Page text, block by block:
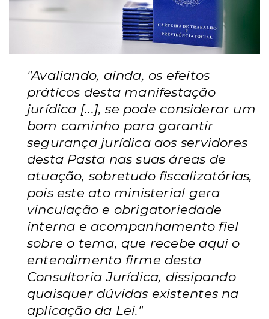
"Avaliando, ainda, os efeitos
práticos desta manifestação
jurídica [...], se pode considerar um
bom caminho para garantir
segurança jurídica aos servidores
desta Pasta nas suas áreas de
atuação, sobretudo fiscalizatórias,
pois este ato ministerial gera
vinculação e obrigatoriedade
interna e acompanhamento fiel
sobre o tema, que recebe aqui o
entendimento firme desta
Consultoria Jurídica, dissipando
quaisquer dúvidas existentes na
aplicação da Lei."